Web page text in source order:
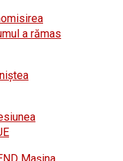
a rămas